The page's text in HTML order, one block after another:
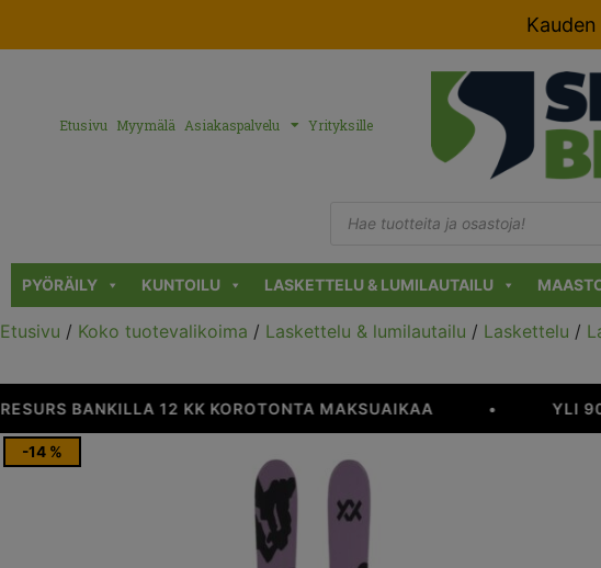
Etusivu Myymälä Asiakaspalvelu Yrityksille
PYÖRÄILY KUNTOILU LASKETTELU & LUMILAUTAILU
Etusivu / Koko tuotevalikoima / Laskettelu & lumilautailu / Laskettelu /
BANKILLA 12 KK KOROTONTA MAKSUAIKAA YLI 90
-14 %